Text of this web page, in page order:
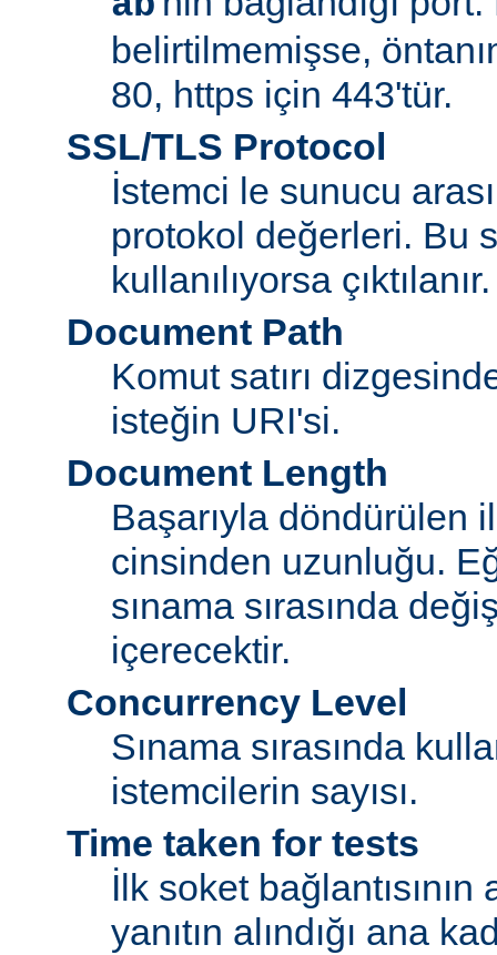
belirtilmemişse,
80, https için 443'tür.
SSL/TLS Protocol
İstemci le sunucu
protokol değerleri. Bu
kullanılıyorsa çıktılanır.
Document Path
Komut satırı
isteğin URI'si.
Document Length
Başarıyla döndürülen
cinsinden uzunluğu.
sınama sırasında
içerecektir.
Concurrency Level
Sınama sırasında
istemcilerin sayısı.
Time taken for tests
İlk soket bağlantısının
yanıtın alındığı ana